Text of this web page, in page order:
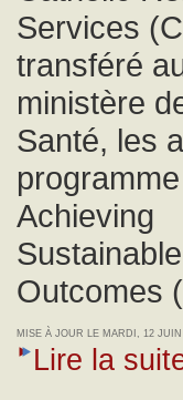
Services
transféré
ministère
Santé, les
Achieving
Sustainable
Outcomes
MISE À JOUR LE MARDI, 12
Lire la